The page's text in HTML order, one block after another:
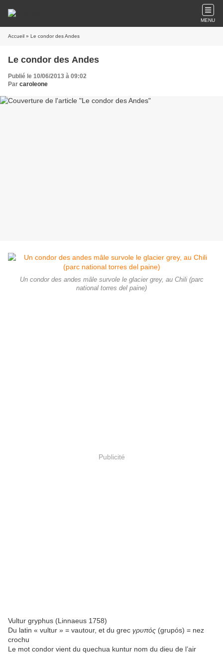
MENU
Accueil » Le condor des Andes
Le condor des Andes
Publié le 10/06/2013 à 09:02
Par caroleone
Un condor des andes mâle survole le glacier grey, au Chili (parc
national torres del paine)
Publicité
Vultur gryphus (Linnaeus 1758)
Du latin « vultur » = vautour, et du grec γρυπός (grupós) = nez
crochu
Le mot condor vient du quechua kuntur nom du dieu de l’air